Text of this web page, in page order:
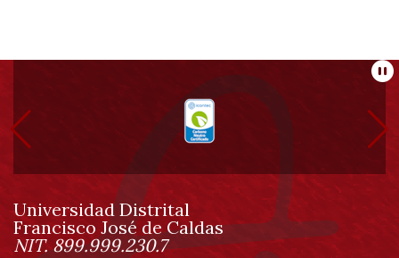
Información
pie
de
página
Información
Universidad Distrital
Francisco José de Caldas
NIT. 899.999.230.7